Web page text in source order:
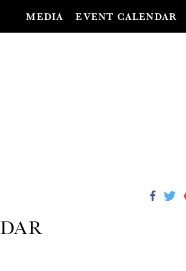
MEDIA EVENT CALENDAR